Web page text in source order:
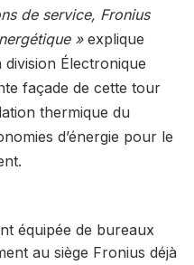
de service, Fronius
»explique
Électronique
façade de cette tour
thermique du
d’énergie pour le
équipée de bureaux
au siège Fronius déjà